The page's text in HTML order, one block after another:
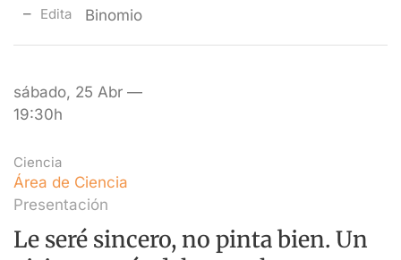
Edita Binomio
sábado, 25 Abr —
19:30h
Ciencia
Área de Ciencia
Presentación
Le seré sincero, no pinta bien. Un